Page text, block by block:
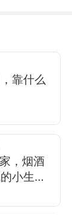
靠什么
，烟酒
小生
塌？